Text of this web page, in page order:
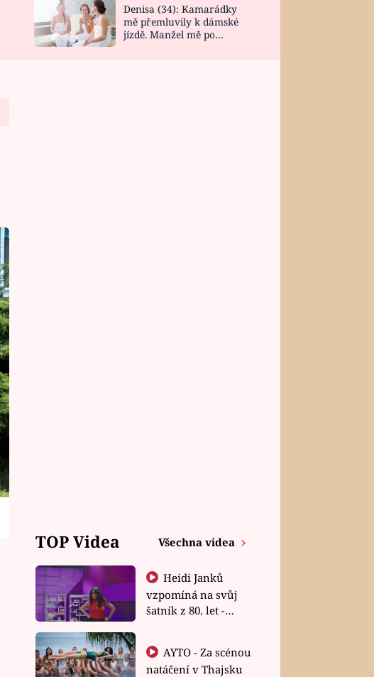
DESIGN
Denisa (34): Kamarádky
mě přemluvily k dámské
jízdě. Manžel mě po
TOP Videa Všechna videa
Heidi Janků
vzpomíná na svůj
šatník z 80. let -
natáčení v Thajsku